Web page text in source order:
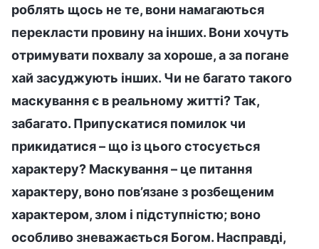
роблять щось не те, вони намагаються
перекласти провину на інших. Вони хочуть
отримувати похвалу за хороше, а за погане
хай засуджують інших. Чи не багато такого
маскування є в реальному житті? Так,
забагато. Припускатися помилок чи
прикидатися – що із цього стосується
характеру? Маскування – це питання
характеру, воно пов’язане з розбещеним
характером, злом і підступністю; воно
особливо зневажається Богом. Насправді,